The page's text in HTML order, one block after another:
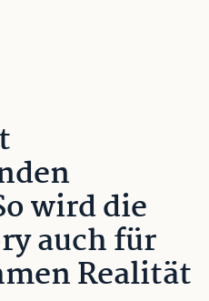
wird die
auch für
Realität